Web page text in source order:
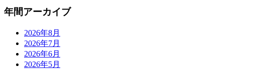
年間アーカイブ
2026年8月
2026年7月
2026年6月
2026年5月